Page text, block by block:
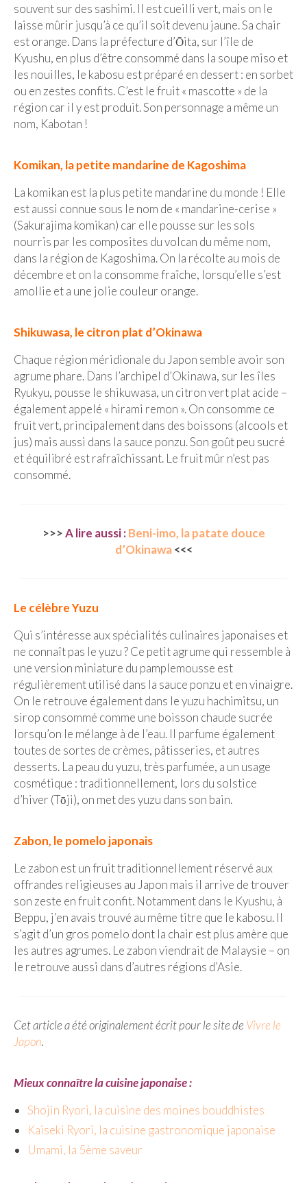
EUROPE
France
La Réunion
Paris
Poitou
Vendée
Allemagne
Berlin
Munich
Portugal
Lisbonne
Royaume-Uni
GUIDES FOOD
– Munich
CHINE
– Beijing
– Xi’an
CORÉE DU SUD
– Séoul
– Copenhague
FRANCE
– Nice
– Paris
– La Réunion
– Osaka
PORTUGAL
USA
– Los Angeles
VIETNAM
souvent sur des sashimi. Il est cueilli vert, mais on le
laisse mûrir jusqu’à ce qu’il soit devenu jaune. Sa chair
est orange. Dans la préfecture d’Ōita, sur l’île de
Kyushu, en plus d’être consommé dans la soupe miso et
les nouilles, le kabosu est préparé en dessert : en sorbet
ou en zestes confits. C’est le fruit « mascotte » de la
région car il y est produit. Son personnage a même un
nom, Kabotan !
Komikan, la petite mandarine de Kagoshima
La komikan est la plus petite mandarine du monde ! Elle
est aussi connue sous le nom de « mandarine-cerise »
(Sakurajima komikan) car elle pousse sur les sols
nourris par les composites du volcan du même nom,
dans la région de Kagoshima. On la récolte au mois de
décembre et on la consomme fraîche, lorsqu’elle s’est
amollie et a une jolie couleur orange.
Shikuwasa, le citron plat d’Okinawa
Chaque région méridionale du Japon semble avoir son
agrume phare. Dans l’archipel d’Okinawa, sur les îles
Ryukyu, pousse le shikuwasa, un citron vert plat acide –
également appelé « hirami remon ». On consomme ce
fruit vert, principalement dans des boissons (alcools et
jus) mais aussi dans la sauce ponzu. Son goût peu sucré
et équilibré est rafraîchissant. Le fruit mûr n’est pas
consommé.
>>>A lire aussi :Beni-imo, la patate douce
d’Okinawa<<<
Le célèbre Yuzu
Qui s’intéresse aux spécialités culinaires japonaises et
ne connaît pas le yuzu ? Ce petit agrume qui ressemble à
une version miniature du pamplemousse est
régulièrement utilisé dans la sauce ponzu et en vinaigre.
On le retrouve également dans le yuzu hachimitsu, un
sirop consommé comme une boisson chaude sucrée
lorsqu’on le mélange à de l’eau. Il parfume également
toutes de sortes de crèmes, pâtisseries, et autres
desserts. La peau du yuzu, très parfumée, a un usage
cosmétique : traditionnellement, lors du solstice
d’hiver (Tōji), on met des yuzu dans son bain.
Zabon, le pomelo japonais
Le zabon est un fruit traditionnellement réservé aux
offrandes religieuses au Japon mais il arrive de trouver
son zeste en fruit confit. Notamment dans le Kyushu, à
Beppu, j’en avais trouvé au même titre que le kabosu. Il
s’agit d’un gros pomelo dont la chair est plus amère que
les autres agrumes. Le zabon viendrait de Malaysie – on
le retrouve aussi dans d’autres régions d’Asie.
Cet article a été originalement écrit pour le site de Vivre le
Japon.
Mieux connaître la cuisine japonaise :
Shojin Ryori, la cuisine des moines bouddhistes
Kaiseki Ryori, la cuisine gastronomique japonaise
Umami, la 5ème saveur